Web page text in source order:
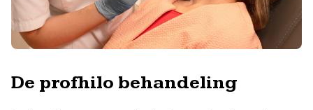
De profhilo behandeling